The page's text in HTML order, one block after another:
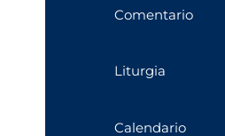
Comentario
Liturgia
Calendario